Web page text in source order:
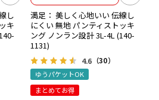
し
キ
満足： 美しく心地いい 伝線し
にくい 無地 パンティストッキ
ング ノンラン設計 3L-4L (140-
1131)
4.6 （30）
ゆうパケットOK
まとめてお得